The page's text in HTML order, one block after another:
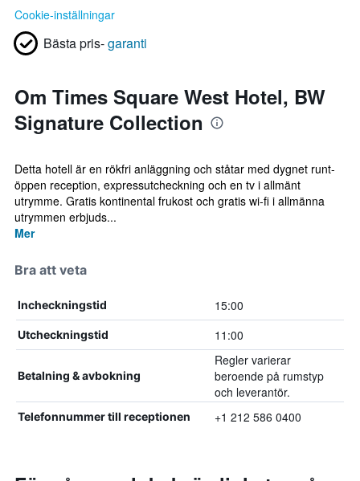
Cookie-inställningar
Bästa pris-garanti
Om Times Square West Hotel, BW
Signature Collection
Detta hotell är en rökfri anläggning och ståtar med dygnet runt-
öppen reception, expressutcheckning och en tv i allmänt
utrymme. Gratis kontinental frukost och gratis wi-fi i allmänna
utrymmen erbjuds...
Mer
Bra att veta
Incheckningstid 15:00
Utcheckningstid 11:00
Betalning & avbokning
Regler varierar
beroende på rumstyp
och leverantör.
Telefonnummer till receptionen +1 212 586 0400